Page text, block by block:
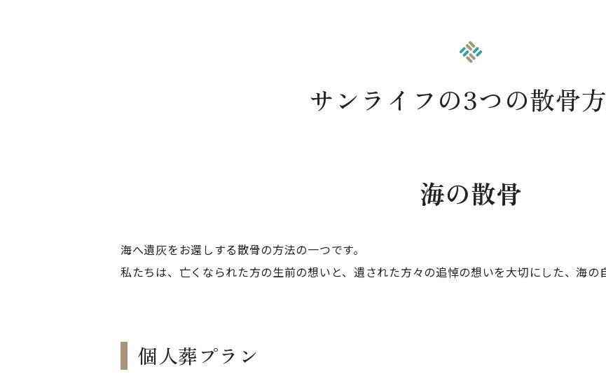
サンライフの3つの散骨
海の散骨
海へ遺灰をお還しする散骨の方法の一つです。
私たちは、亡くなられた方の生前の想いと、遺された方々の追悼の想いを大切にした、海の
個人葬プラン